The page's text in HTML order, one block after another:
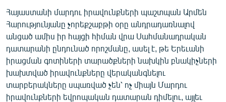
ՏԵՍԱՆՅՈՒԹԵՐ
ԲԱՆԱՎԵՃ
ՁԳՏԵԼՈՎ ԼԱՎԱԳՈՒՅՆԻՆ
ՓՈԴՔԱՍԹ
Հայերեն
Հայաստանի մարդու իրավունքների պաշտպան Արմեն
Հարությունյանը չորեքշաբթի օրը անդրադառնալով
անցած ամիս իր հայցի հիման վրա Սահմանադրական
դատարանի ընդունած որոշմանը, ասել է, թե Երեւանի
իրացման գոտիների տարածքների նախկին բնակիչների
խախտված իրավունքները վերականգնելու
տարբերակները սպառված չեն՝ ոչ միայն Մարդու
իրավունքների եվրոպական դատարան դիմելու, այլեւ